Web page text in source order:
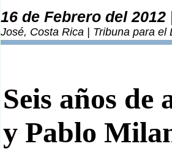
16 de Febrero del 2012
José, Costa Rica | Tribuna para el
Seis años de
y Pablo